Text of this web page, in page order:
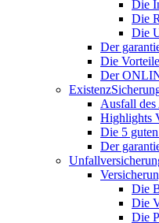
Die
Die
Die
Der
Die
Der
Ausfall des
Highlights
Die 5
Der
Die
Die
Die